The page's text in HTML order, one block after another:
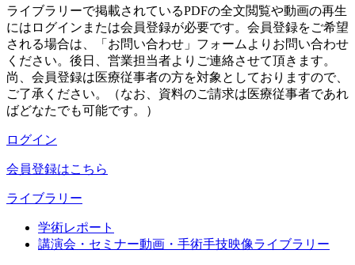
ライブラリーで掲載されているPDFの全文閲覧や動画の再生
にはログインまたは会員登録が必要です。会員登録をご希望
される場合は、「お問い合わせ」フォームよりお問い合わせ
ください。後日、営業担当者よりご連絡させて頂きます。
尚、会員登録は医療従事者の方を対象としておりますので、
ご了承ください。（なお、資料のご請求は医療従事者であれ
ばどなたでも可能です。）
ログイン
会員登録はこちら
ライブラリー
学術レポート
講演会・セミナー動画・手術手技映像ライブラリー